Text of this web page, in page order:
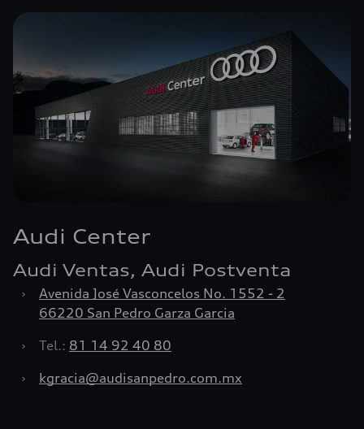
Audi Center
Audi Ventas, Audi Postventa
›
Avenida José Vasconcelos No. 1552 - 2
66220 San Pedro Garza Garcia
›
Tel.: 81 14 92 40 80
›
kgracia@audisanpedro.com.mx